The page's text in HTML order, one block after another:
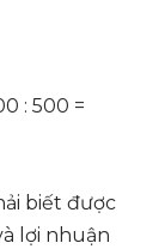
: 500 =
biết được
lợi nhuận